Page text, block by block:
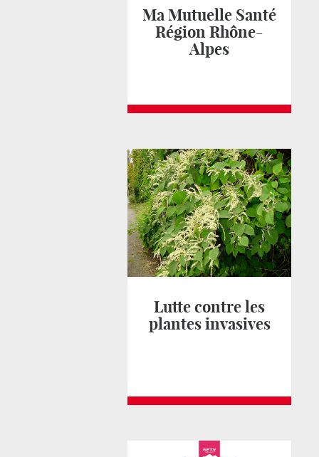
Ma Mutuelle Santé
Région Rhône-
Alpes
Lutte contre les
plantes invasives